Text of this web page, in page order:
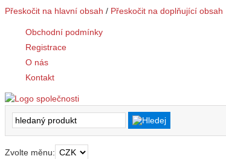
Přeskočit na hlavní obsah / Přeskočit na doplňující obsah
Obchodní podmínky
Registrace
O nás
Kontakt
Zvolte měnu: